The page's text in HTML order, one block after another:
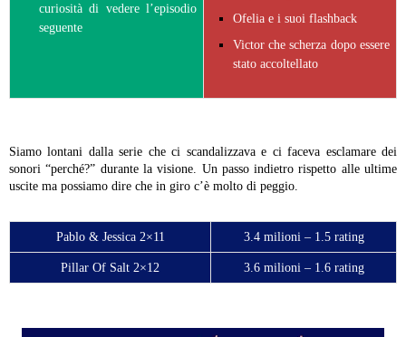
curiosità di vedere l’episodio
seguente
Ofelia e i suoi flashback
Victor che scherza dopo essere
stato accoltellato
Siamo lontani dalla serie che ci scandalizzava e ci faceva esclamare dei
sonori “perché?” durante la visione. Un passo indietro rispetto alle ultime
uscite ma possiamo dire che in giro c’è molto di peggio.
Pablo & Jessica 2×11 3.4 milioni – 1.5 rating
Pillar Of Salt 2×12 3.6 milioni – 1.6 rating